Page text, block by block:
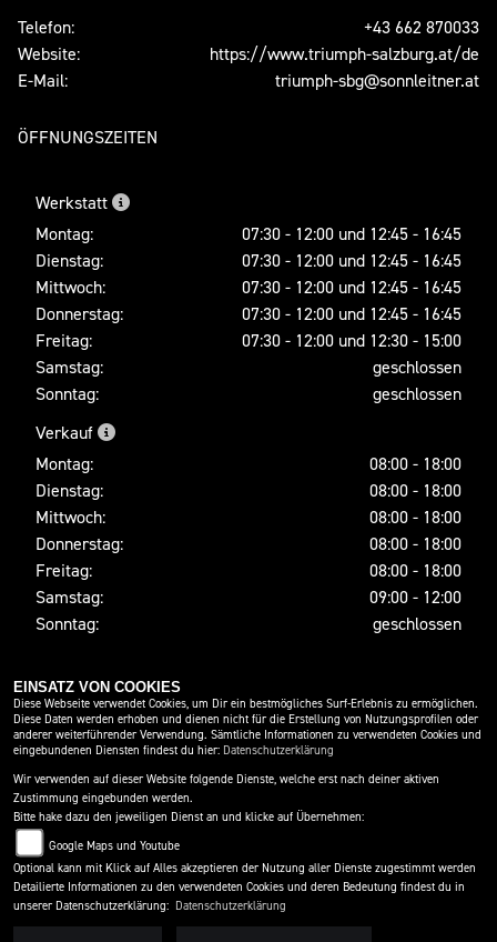
Telefon:
+43 662 870033
Website:
https://www.triumph-salzburg.at/de
E-Mail:
triumph-sbg@sonnleitner.at
ÖFFNUNGSZEITEN
Werkstatt
Montag:
07:30 - 12:00 und 12:45 - 16:45
Dienstag:
07:30 - 12:00 und 12:45 - 16:45
Mittwoch:
07:30 - 12:00 und 12:45 - 16:45
Donnerstag:
07:30 - 12:00 und 12:45 - 16:45
Freitag:
07:30 - 12:00 und 12:30 - 15:00
Samstag:
geschlossen
Sonntag:
geschlossen
Verkauf
Montag:
08:00 - 18:00
Dienstag:
08:00 - 18:00
Mittwoch:
08:00 - 18:00
Donnerstag:
08:00 - 18:00
Freitag:
08:00 - 18:00
Samstag:
09:00 - 12:00
Sonntag:
geschlossen
SOCIAL MEDIA
IMPRESSUM DATENSCHUTZ
DISCLAIMER
EINSATZ VON COOKIES
Diese Webseite verwendet Cookies, um Dir ein bestmögliches Surf-Erlebnis zu ermöglichen.
Diese Daten werden erhoben und dienen nicht für die Erstellung von Nutzungsprofilen oder
anderer weiterführender Verwendung. Sämtliche Informationen zu verwendeten Cookies und
eingebundenen Diensten findest du hier: Datenschutzerklärung
Wir verwenden auf dieser Website folgende Dienste, welche erst nach deiner aktiven
Zustimmung eingebunden werden.
Bitte hake dazu den jeweiligen Dienst an und klicke auf Übernehmen:
Google Maps und Youtube
Optional kann mit Klick auf Alles akzeptieren der Nutzung aller Dienste zugestimmt werden
Detailierte Informationen zu den verwendeten Cookies und deren Bedeutung findest du in
unserer Datenschutzerklärung: Datenschutzerklärung